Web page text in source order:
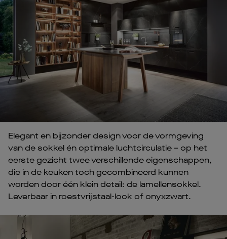
Elegant en bijzonder design voor de vormgeving
van de sokkel én optimale luchtcirculatie – op het
eerste gezicht twee verschillende eigenschappen,
die in de keuken toch gecombineerd kunnen
worden door één klein detail: de lamellensokkel.
Leverbaar in roestvrijstaal-look of onyxzwart.